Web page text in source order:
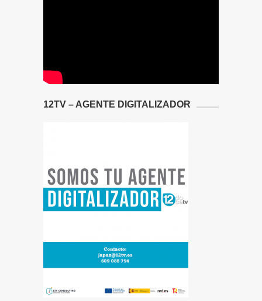
12TV – AGENTE DIGITALIZADOR